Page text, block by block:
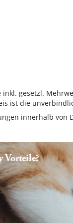
inkl. gesetzl.
ist die
innerhalb von
Vorteile?